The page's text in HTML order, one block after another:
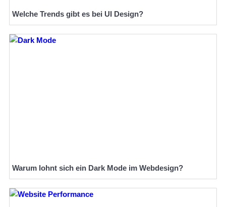
Welche Trends gibt es bei UI Design?
Warum lohnt sich ein Dark Mode im Webdesign?